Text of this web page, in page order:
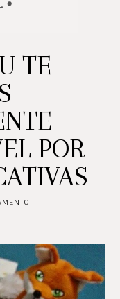
TE
POR